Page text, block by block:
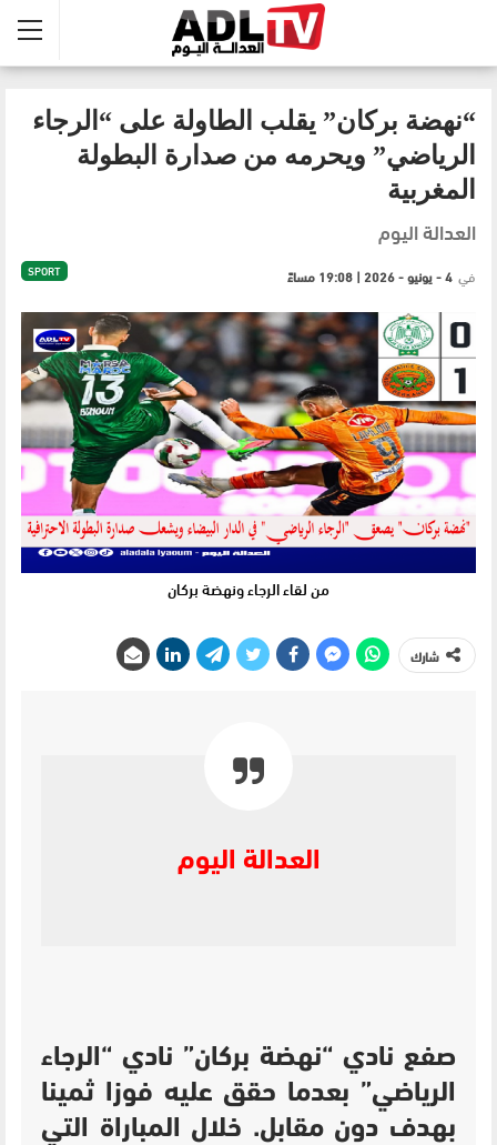
“نهضة بركان” يقلب الطاولة على “الرجاء
الرياضي” ويحرمه من صدارة البطولة
المغربية
العدالة اليوم
SPORT في 4 - يونيو - 2026 | 19:08 مساءً
من لقاء الرجاء ونهضة بركان
شارك
العدالة اليوم
صفع نادي “نهضة بركان” نادي “الرجاء
الرياضي” بعدما حقق عليه فوزا ثمينا
بهدف دون مقابل. خلال المباراة التي